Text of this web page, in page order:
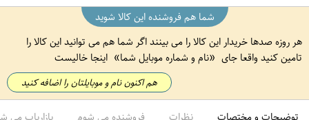
شما هم فروشنده این کالا شوید
هر روزه صدها خریدار این کالا را می بینند اگر شما هم می توانید این کالا را
تامین کنید واقعا جای
نام و شماره موبایل شما اینجا خالیست
هم اکنون نام و موبایلتان را اضافه کنید